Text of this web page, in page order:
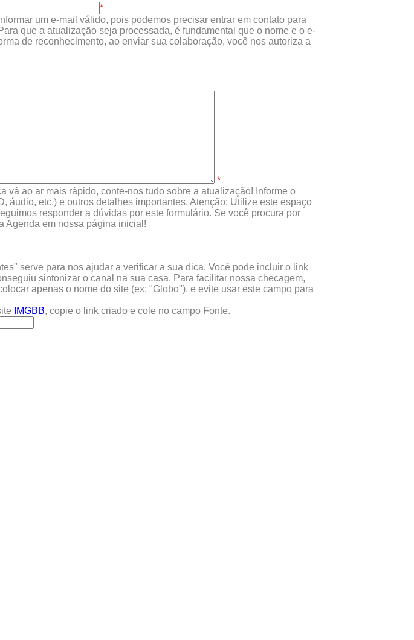
*
um e-mail válido, pois podemos precisar entrar em contato para
que a atualização seja processada, é fundamental que o nome e o e-
de reconhecimento, ao enviar sua colaboração, você nos autoriza a
*
vá ao ar mais rápido, conte-nos tudo sobre a atualização! Informe o
áudio, etc.) e outros detalhes importantes. Atenção: Utilize este espaço
responder a dúvidas por este formulário. Se você procura por
Agenda em nossa página inicial!
serve para nos ajudar a verificar a sua dica. Você pode incluir o link
sintonizar o canal na sua casa. Para facilitar nossa checagem,
apenas o nome do site (ex: "Globo"), e evite usar este campo para
IMGBB, copie o link criado e cole no campo Fonte.